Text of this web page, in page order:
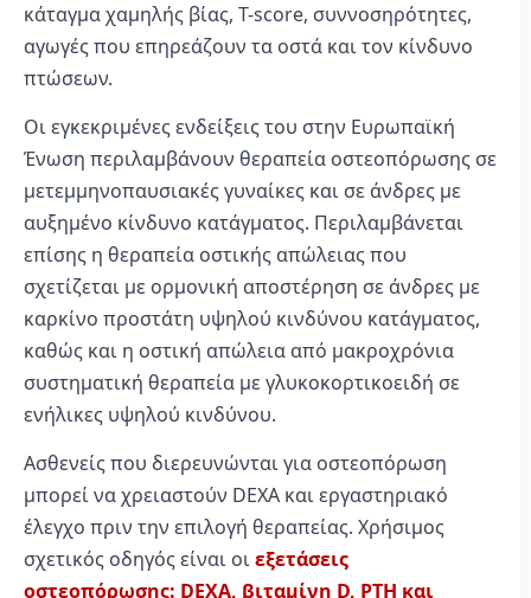
κάταγμα χαμηλής βίας, T-score, συννοσηρότητες,
αγωγές που επηρεάζουν τα οστά και τον κίνδυνο
πτώσεων.
Οι εγκεκριμένες ενδείξεις του στην Ευρωπαϊκή
Ένωση περιλαμβάνουν θεραπεία οστεοπόρωσης σε
μετεμμηνοπαυσιακές γυναίκες και σε άνδρες με
αυξημένο κίνδυνο κατάγματος. Περιλαμβάνεται
επίσης η θεραπεία οστικής απώλειας που
σχετίζεται με ορμονική αποστέρηση σε άνδρες με
καρκίνο προστάτη υψηλού κινδύνου κατάγματος,
καθώς και η οστική απώλεια από μακροχρόνια
συστηματική θεραπεία με γλυκοκορτικοειδή σε
ενήλικες υψηλού κινδύνου.
Ασθενείς που διερευνώνται για οστεοπόρωση
μπορεί να χρειαστούν DEXA και εργαστηριακό
έλεγχο πριν την επιλογή θεραπείας. Χρήσιμος
σχετικός οδηγός είναι οιεξετάσεις
οστεοπόρωσης: DEXA, βιταμίνη D, PTH και